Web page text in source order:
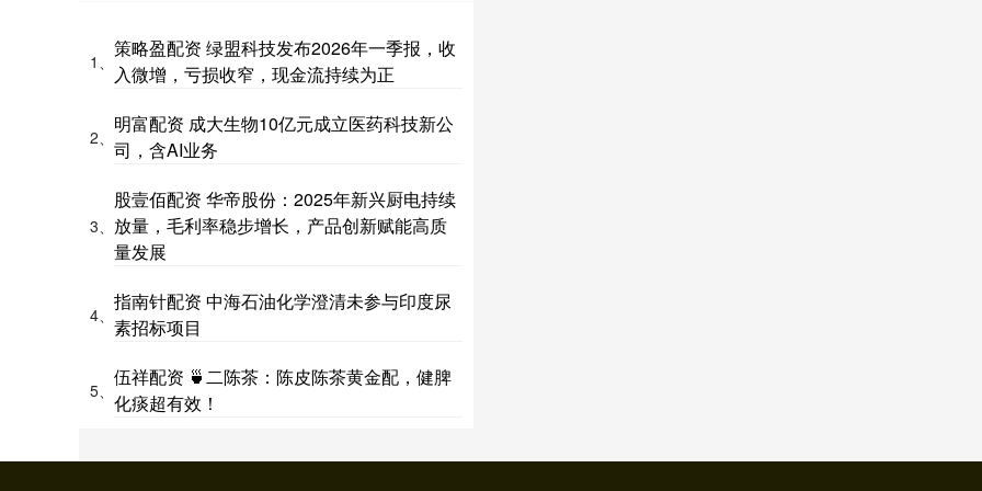
1、
策略盈配资 绿盟科技发布2026年一季报，收
入微增，亏损收窄，现金流持续为正
2、
明富配资 成大生物10亿元成立医药科技新公
司，含AI业务
3、
股壹佰配资 华帝股份：2025年新兴厨电持续
放量，毛利率稳步增长，产品创新赋能高质
量发展
4、
指南针配资 中海石油化学澄清未参与印度尿
素招标项目
5、
伍祥配资 🍵二陈茶：陈皮陈茶黄金配，健脾
化痰超有效！